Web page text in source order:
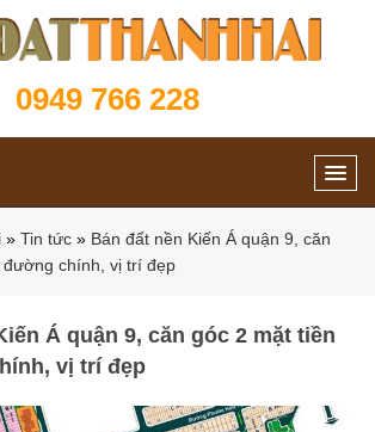
0949 766 228
» Tin tức » Bán đất nền Kiến Á quận 9, căn
chính, vị trí đẹp
Á quận 9, căn góc 2 mặt tiền
vị trí đẹp